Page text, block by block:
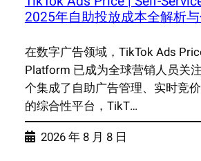
2025年自助投放成本全解析
在数字广告领域，TikTok Ads
Platform 已成为全球营销人员关
个集成了自助广告管理、实时竞
的综合性平台，TikT…
2026 年 8 月 8 日